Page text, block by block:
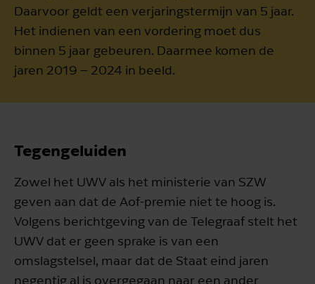
Daarvoor geldt een verjaringstermijn van 5 jaar.
Het indienen van een vordering moet dus
binnen 5 jaar gebeuren. Daarmee komen de
jaren 2019 – 2024 in beeld.
Tegengeluiden
Zowel het UWV als het ministerie van SZW
geven aan dat de Aof-premie niet te hoog is.
Volgens berichtgeving van de Telegraaf stelt het
UWV dat er geen sprake is van een
omslagstelsel, maar dat de Staat eind jaren
negentig al is overgegaan naar een ander